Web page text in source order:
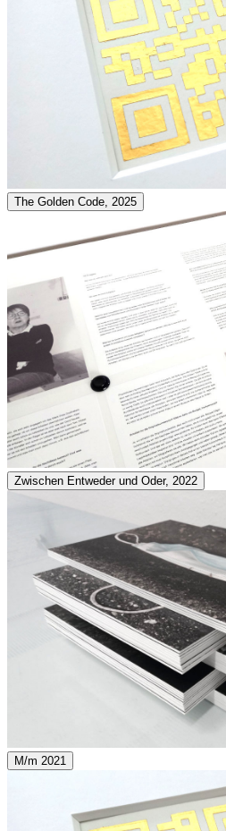
The Golden Code, 2025
Zwischen Entweder und Oder, 2022
M/m 2021